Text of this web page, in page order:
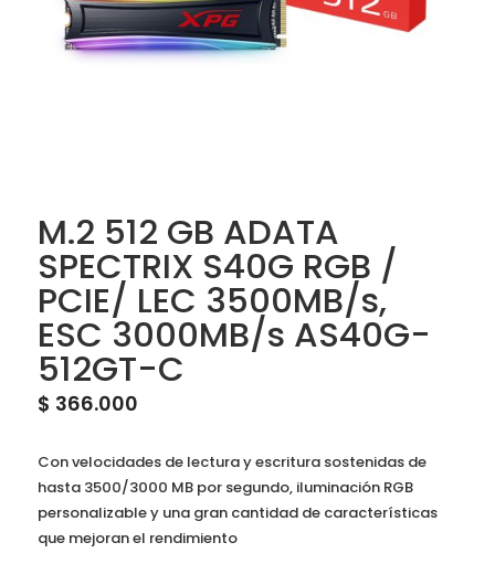
M.2 512 GB ADATA
SPECTRIX S40G RGB /
PCIE/ LEC 3500MB/s,
ESC 3000MB/s AS40G-
512GT-C
$ 366.000
Con velocidades de lectura y escritura sostenidas de
hasta 3500/3000 MB por segundo, iluminación RGB
personalizable y una gran cantidad de características
que mejoran el rendimiento